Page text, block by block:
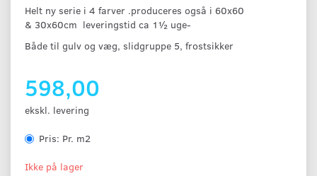
Helt ny serie i 4 farver .produceres også i 60x60
& 30x60cm leveringstid ca 1½ uge-
Både til gulv og væg, slidgruppe 5, frostsikker
598,00
ekskl. levering
Pris: Pr. m2
Ikke på lager